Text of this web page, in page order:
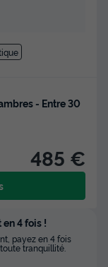
- Entre 30
485 €
4 fois !
payez en 4 fois
tranquillité.